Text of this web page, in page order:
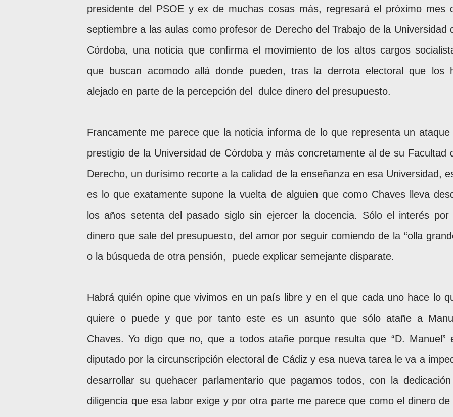
presidente del PSOE y ex de muchas cosas más, regresará el próximo mes
septiembre a las aulas como profesor de Derecho del Trabajo de la Universidad
Córdoba, una noticia que confirma el movimiento de los altos cargos
que buscan acomodo allá donde pueden, tras la derrota electoral que los
alejado en parte de la percepción del
dulce dinero del presupuesto.
Francamente me parece que la noticia informa de lo que representa un ataque
prestigio de la Universidad de Córdoba y más concretamente al de su Facultad
Derecho, un durísimo recorte a la calidad de la enseñanza en esa Universidad,
es lo que exatamente supone la vuelta de alguien que como Chaves lleva
los años setenta del pasado siglo sin ejercer la docencia. Sólo el interés por
dinero que sale del presupuesto, del amor por seguir comiendo de la “olla
o la búsqueda de otra pensión,
puede explicar semejante disparate.
Habrá quién opine que vivimos en un país libre y en el que cada uno hace lo
quiere o puede y que por tanto este es un asunto que sólo atañe a
Chaves. Yo digo que no, que a todos atañe porque resulta que “D. Manuel”
diputado por la circunscripción electoral de Cádiz y esa nueva tarea le va a
desarrollar su quehacer parlamentario que pagamos todos, con la
diligencia que esa labor exige y por otra parte me parece que como el dinero de